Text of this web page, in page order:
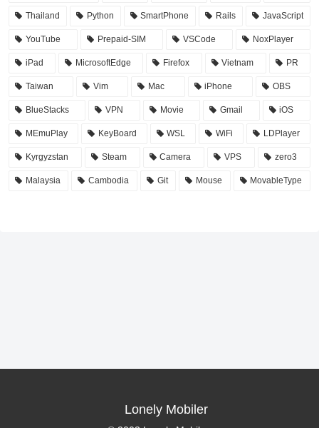
Thailand Python SmartPhone Rails JavaScript
YouTube Prepaid-SIM VSCode NoxPlayer
iPad MicrosoftEdge Firefox Vietnam PR
Taiwan Vim Mac iPhone OBS
BlueStacks VPN Movie Gmail iOS
MEmuPlay KeyBoard WSL WiFi LDPlayer
Kyrgyzstan Steam Camera VPS zero3
Malaysia Cambodia Git Mouse MovableType
Lonely Mobiler